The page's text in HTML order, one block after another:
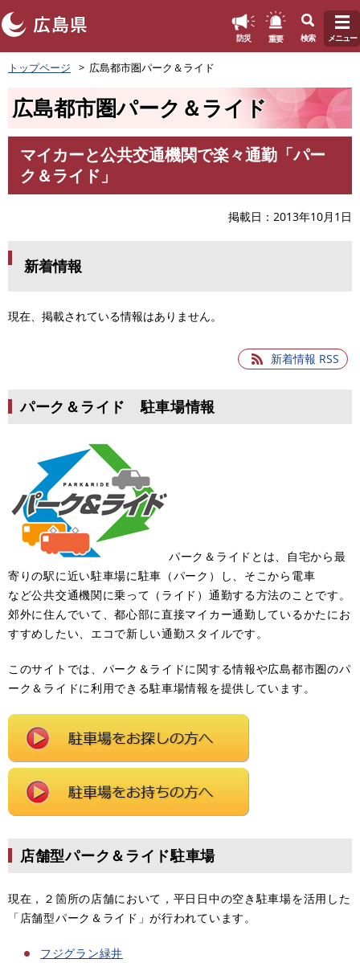
ペ
ー
頭
。
防災 重要 検索 メニュー
トップページ 広島都市圏パーク＆ライド
広島都市圏パーク＆ライド
マイカーと公共交通機関で楽々通勤「パー
ク＆ライド」
掲載日 2013年10月1日
新着情報
現在、掲載されている情報はありません。
新着情報 RSS
パーク＆ライド 駐車場情報
パーク＆ライドとは、自宅から最
寄りの駅に近い駐車場に駐車（パーク）し、そこから電車
など公共交通機関に乗って（ライド）通勤する方法のことです。
郊外に住んでいて、都心部に直接マイカー通勤しているかたにお
すすめしたい、エコで新しい通勤スタイルです。
このサイトでは、パーク＆ライドに関する情報や広島都市圏のパ
ーク＆ライドに利用できる駐車場情報を提供しています。
店舗型パーク＆ライド駐車場
現在，２箇所の店舗において，平日日中の空き駐車場を活用した
「店舗型パーク＆ライド」が行われています。
フジグラン緑井